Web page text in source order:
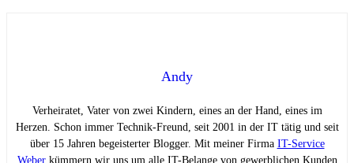
Andy
Verheiratet, Vater von zwei Kindern, eines an der Hand, eines im
Herzen. Schon immer Technik-Freund, seit 2001 in der IT tätig und seit
über 15 Jahren begeisterter Blogger. Mit meiner Firma IT-Service
Weberkümmern wir uns um alle IT-Belange von gewerblichen Kunden